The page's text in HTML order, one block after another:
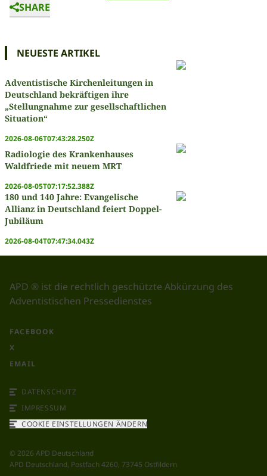
SHARE
NEUESTE ARTIKEL
Adventistische Kirchenleitungen in
Deutschland bekräftigen ihre
„Stellungnahme zur gesellschaftlichen
Situation“
2026-08-06T07:43:28.250Z
Radiologie des Krankenhauses
Waldfriede mit neuem MRT
2026-08-05T07:17:52.388Z
180 und 140 Jahre: Evangelische
Allianz in Deutschland feiert Doppel-
Jubiläum
2026-08-04T07:47:34.043Z
APD ® ist die rechtlich geschützte Abkürzung des
Adventistischen Pressedienstes
FACEBOOK
X
EMAIL
DATENSCHUTZ
IMPRESSUM
COOKIE EINSTELLUNGEN ÄNDERN
©2026 APD Deutschland
APD Deutschland, Postfach 4260, 73745 Ostfildern